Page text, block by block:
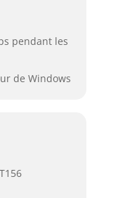
pendant les
de Windows